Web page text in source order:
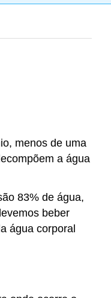
menos de uma
a água
83% de água,
beber
água corporal